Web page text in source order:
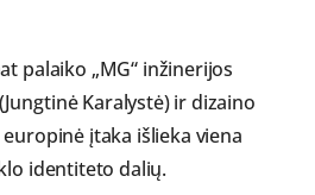
palaiko „MG“ inžinerijos
Karalystė) ir dizaino
įtaka išlieka viena
identiteto dalių.